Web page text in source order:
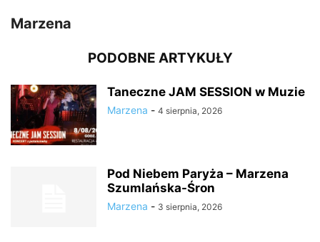
Marzena
PODOBNE ARTYKUŁY
Taneczne JAM SESSION w Muzie
Marzena - 4 sierpnia, 2026
Pod Niebem Paryża – Marzena
Szumlańska-Śron
Marzena - 3 sierpnia, 2026